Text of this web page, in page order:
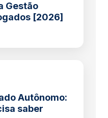
Gestão
[2026]
Autônomo:
saber